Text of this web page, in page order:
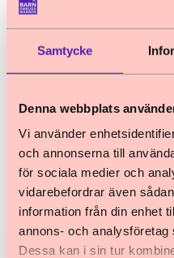
Samtycke
Denna webbplats
Vi använder
och annonserna till
för sociala medier och
vidarebefordrar även
information från din enhet
annons- och
Dessa kan i sin tur
ande e zakoni.
Te den
Te vazden opre
trajimaske
Te paruven
chavorengi
Barnombudsmannen